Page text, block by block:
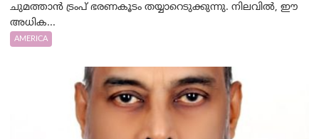
ചുമത്താൻ ട്രംപ് ഭരണകൂടം തയ്യാറെടുക്കുന്നു. നിലവിൽ, ഈ
അധിക...
AMERICA